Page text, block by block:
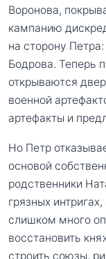
Воронова,
кампанию
на сторону
Бодрова. Теперь
открываются
военной
артефакты и
Но Петр
основой
родственники
грязных
слишком много
восстановить
строить союзы,